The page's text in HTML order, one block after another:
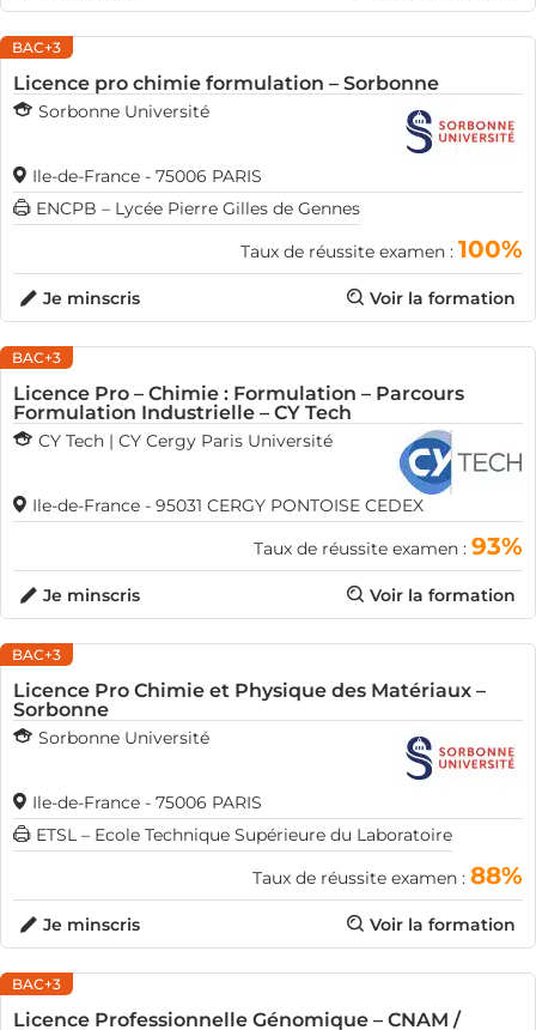
BAC+3
Licence pro chimie formulation – Sorbonne
Sorbonne Université
Ile-de-France - 75006 PARIS
ENCPB – Lycée Pierre Gilles de Gennes
Taux de réussite examen : 100%
Voir la formation
Je minscris
BAC+3
Licence Pro – Chimie : Formulation – Parcours
Formulation Industrielle – CY Tech
CY Tech | CY Cergy Paris Université
Ile-de-France - 95031 CERGY PONTOISE CEDEX
Taux de réussite examen : 93%
Voir la formation
Je minscris
BAC+3
Licence Pro Chimie et Physique des Matériaux –
Sorbonne
Sorbonne Université
Ile-de-France - 75006 PARIS
ETSL – Ecole Technique Supérieure du Laboratoire
Taux de réussite examen : 88%
Voir la formation
Je minscris
BAC+3
Licence Professionnelle Génomique – CNAM /